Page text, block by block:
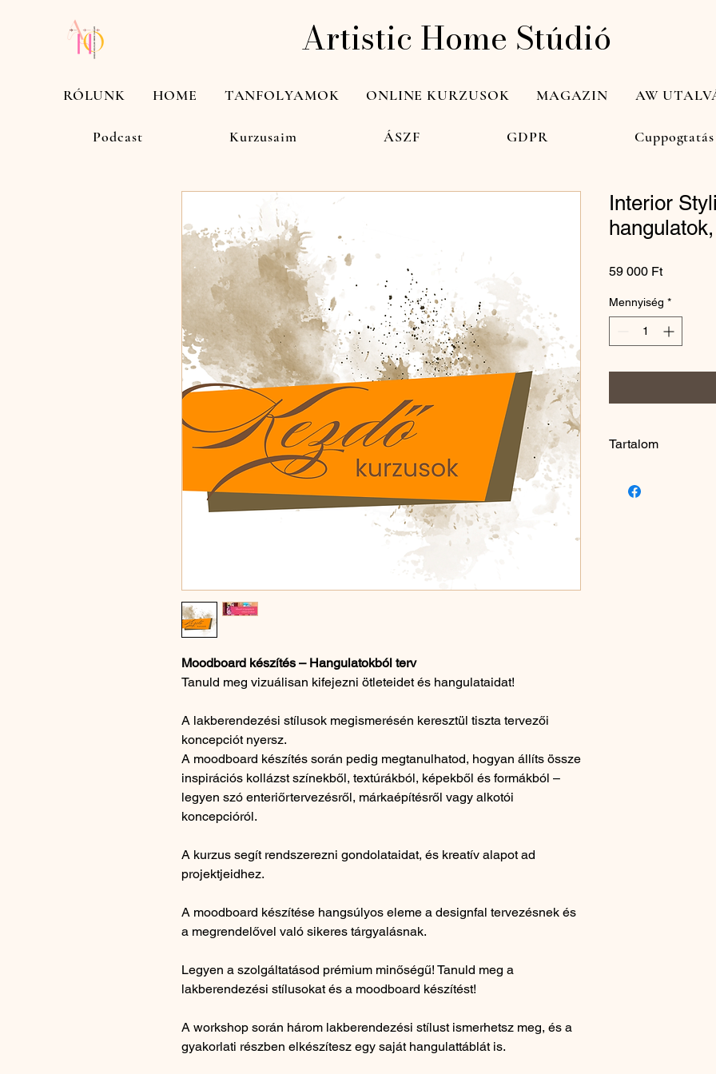
Artistic Home Stúdió
Moodboard készítés – Hangulatokból terv
Tanuld meg vizuálisan kifejezni ötleteidet és hangulataidat!
A lakberendezési stílusok megismerésén keresztül tiszta tervezői
koncepciót nyersz.
A moodboard készítés során pedig megtanulhatod, hogyan állíts össze
inspirációs kollázst színekből, textúrákból, képekből és formákból –
legyen szó enteriőrtervezésről, márkaépítésről vagy alkotói
koncepcióról.
A kurzus segít rendszerezni gondolataidat, és kreatív alapot ad
projektjeidhez.
A moodboard készítése hangsúlyos eleme a designfal tervezésnek és
a megrendelővel való sikeres tárgyalásnak.
Legyen a szolgáltatásod prémium minőségű! Tanuld meg a
lakberendezési stílusokat és a moodboard készítést!
A workshop során három lakberendezési stílust ismerhetsz meg, és a
gyakorlati részben elkészítesz egy saját hangulattáblát is.
Interior
59 000 FtÁr
Mennyiség *
Tartalom
Stílusjegyek
RÓLUNK HOME TANFOLYAMOK ONLINE KURZUSOK MAGAZIN AW
Podcast Kurzusaim ÁSZF GDPR